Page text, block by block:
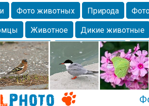
Фото животных Природа
Животное
Дикие животные
Млекопитающие
Осень Портрет
Домашние
Lebert Дикие птицы Утка